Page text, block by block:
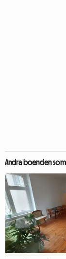
Andra boenden